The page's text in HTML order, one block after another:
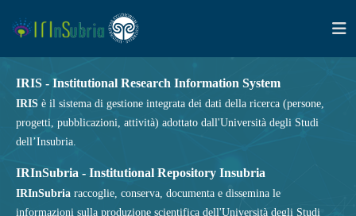
IRIS - Institutional Research Information System
IRIS è il sistema di gestione integrata dei dati della ricerca (persone,
progetti, pubblicazioni, attività) adottato dall'Università degli Studi
dell’Insubria.
IRInSubria - Institutional Repository Insubria
IRInSubria raccoglie, conserva, documenta e dissemina le
informazioni sulla produzione scientifica dell'Università degli Studi